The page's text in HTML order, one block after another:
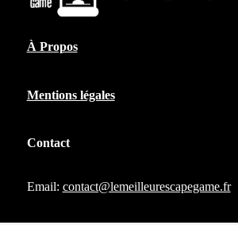
À Propos
Mentions légales
Contact
Email: contact@lemeilleurescapegame.fr